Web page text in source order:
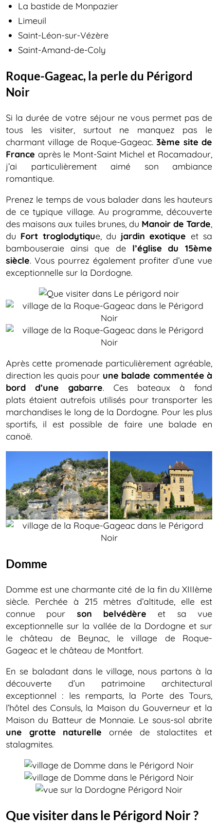
La bastide de Monpazier
Limeuil
Saint-Léon-sur-Vézère
Saint-Amand-de-Coly
Roque-Gageac, la perle du Périgord
Noir
Si la durée de votre séjour ne vous permet pas de
tous les visiter, surtout ne manquez pas le
charmant village de Roque-Gageac.3ème site de
France après le Mont-Saint Michel et Rocamadour,
j’ai particulièrement aimé son ambiance
romantique.
Prenez le temps de vous balader dans les hauteurs
de ce typique village. Au programme, découverte
des maisons aux tuiles brunes, du Manoir de Tarde,
du Fort troglodytique, du jardin exotique et sa
bambouseraie ainsi que de l’église du 15ème
siècle. Vous pourrez également profiter d’une vue
exceptionnelle sur la Dordogne.
Après cette promenade particulièrement agréable,
direction les quais pour une balade commentée à
bord d’une gabarre. Ces bateaux à fond
plats étaient autrefois utilisés pour transporter les
marchandises le long de la Dordogne. Pour les plus
sportifs, il est possible de faire une balade en
canoë.
Domme
Domme est une charmante cité de la fin du XIIIème
siècle. Perchée à 215 mètres d’altitude, elle est
connue pour son belvédère et sa vue
exceptionnelle sur la vallée de la Dordogne et sur
le château de Beynac, le village de Roque-
Gageac et le château de Montfort.
En se baladant dans le village, nous partons à la
découverte d’un patrimoine architectural
exceptionnel : les remparts, la Porte des Tours,
l’hôtel des Consuls, la Maison du Gouverneur et la
Maison du Batteur de Monnaie. Le sous-sol abrite
une grotte naturelle ornée de stalactites et
stalagmites.
Que visiter dans le Périgord Noir ?